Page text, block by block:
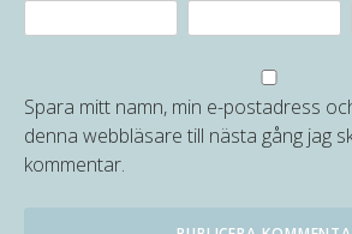
Spara mitt namn, min e-postadress
denna webbläsare till nästa gång jag
kommentar.